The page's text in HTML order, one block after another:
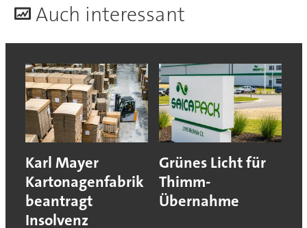
Auch interessant
Karl Mayer
Kartonagenfabrik
beantragt
Insolvenz
Grünes Licht für
Thimm-
Übernahme